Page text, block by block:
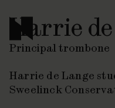
Harrie
Principal trombone
Harrie de Lange
Sweelinck